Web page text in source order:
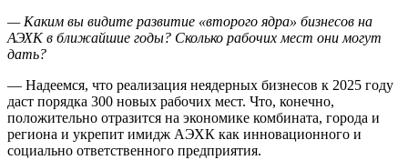
— Каким вы видите развитие «второго ядра» бизнесов на
АЭХК в ближайшие годы? Сколько рабочих мест они могут
дать?
— Надеемся, что реализация неядерных бизнесов к 2025 году
даст порядка 300 новых рабочих мест. Что, конечно,
положительно отразится на экономике комбината, города и
региона и укрепит имидж АЭХК как инновационного и
социально ответственного предприятия.